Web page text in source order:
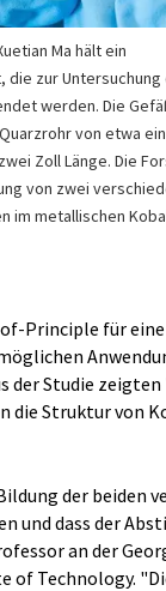
Ma hält ein
die zur Untersuchung
werden. Die
von etwa
Zoll Länge. Die
von zwei
im metallischen
Principle für
der Studie
die Struktur von
der
dass der
an der
of Technology.